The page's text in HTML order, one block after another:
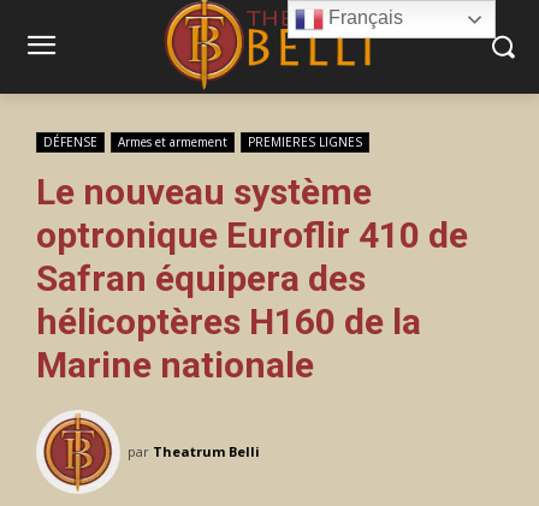
DÉFENSE Armes et armement PREMIERES LIGNES
Le nouveau système
optronique Euroflir 410 de
Safran équipera des
hélicoptères H160 de la
Marine nationale
par Theatrum Belli
Français